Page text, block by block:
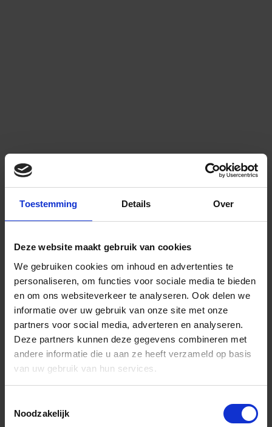
Toestemming Details Over
Deze website maakt gebruik van cookies
We gebruiken cookies om inhoud en advertenties te
personaliseren, om functies voor sociale media te bieden
en om ons websiteverkeer te analyseren. Ook delen we
informatie over uw gebruik van onze site met onze
partners voor social media, adverteren en analyseren.
Deze partners kunnen deze gegevens combineren met
andere informatie die u aan ze heeft verzameld op basis
van uw gebruik van hun services.
Noodzakelijk